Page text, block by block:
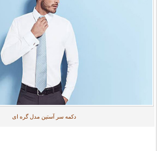
دکمه سر آستین مدل گره ای